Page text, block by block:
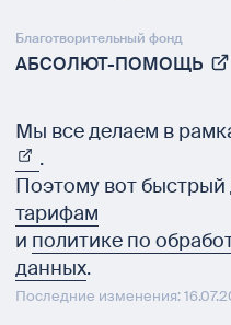
Благотворительный фонд
АБСОЛЮТ-ПОМОЩЬ
Мы все делаем в
.
Поэтому вот быстрый
тарифам
и политике по
данных.
Последние изменения: